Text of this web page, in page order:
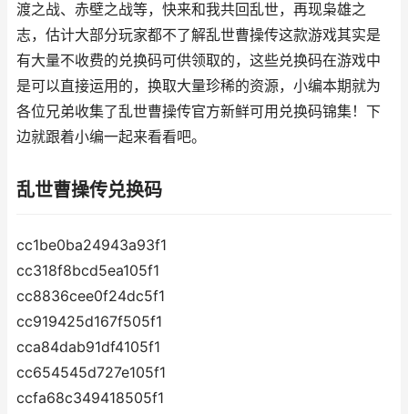
渡之战、赤壁之战等，快来和我共回乱世，再现枭雄之
志，估计大部分玩家都不了解乱世曹操传这款游戏其实是
有大量不收费的兑换码可供领取的，这些兑换码在游戏中
是可以直接运用的，换取大量珍稀的资源，小编本期就为
各位兄弟收集了乱世曹操传官方新鲜可用兑换码锦集！下
边就跟着小编一起来看看吧。
乱世曹操传兑换码
cc1be0ba24943a93f1
cc318f8bcd5ea105f1
cc8836cee0f24dc5f1
cc919425d167f505f1
cca84dab91df4105f1
cc654545d727e105f1
ccfa68c349418505f1